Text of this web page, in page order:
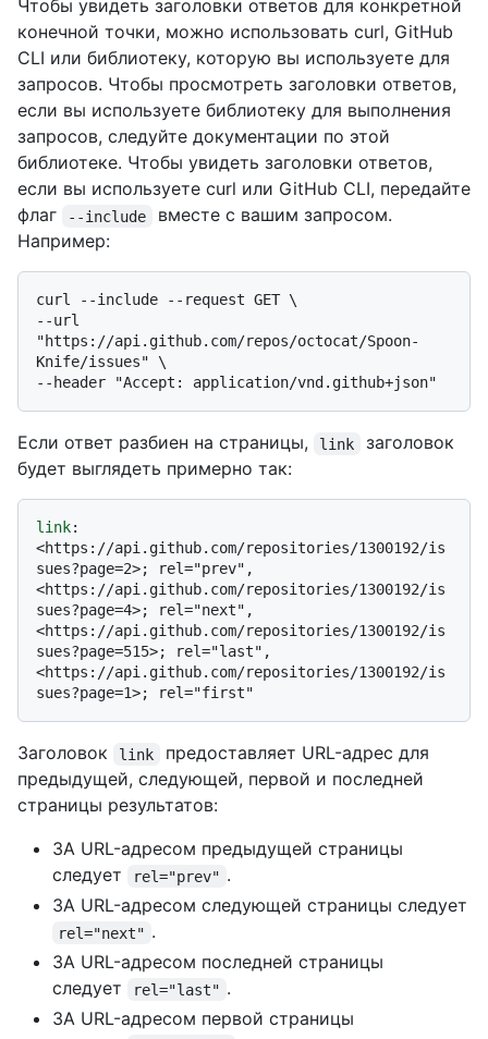
Чтобы увидеть заголовки ответов для конкретной
конечной точки, можно использовать curl, GitHub
CLI или библиотеку, которую вы используете для
запросов. Чтобы просмотреть заголовки ответов,
если вы используете библиотеку для выполнения
запросов, следуйте документации по этой
библиотеке. Чтобы увидеть заголовки ответов,
если вы используете curl или GitHub CLI, передайте
флаг
--include
вместе с вашим запросом.
Например:
curl --include --request GET \
--url
"https://api.github.com/repos/octocat/Spoon-
Knife/issues" \
Если ответ разбиен на страницы, link
заголовок
будет выглядеть примерно так:
link
<https://api.github.com/repositories/1300192/is
sues?page=2>; rel="prev",
<https://api.github.com/repositories/1300192/is
sues?page=4>; rel="next",
<https://api.github.com/repositories/1300192/is
sues?page=515>; rel="last",
<https://api.github.com/repositories/1300192/is
Заголовок link
предоставляет URL-адрес для
предыдущей, следующей, первой и последней
страницы результатов:
ЗА URL-адресом предыдущей страницы
следует
rel="prev" .
ЗА URL-адресом следующей страницы следует
rel="next" .
ЗА URL-адресом последней страницы
следует
rel="last" .
ЗА URL-адресом первой страницы